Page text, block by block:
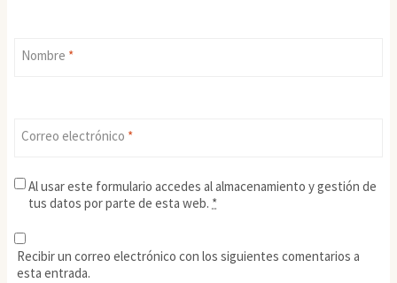
Nombre *
Correo electrónico *
Al usar este formulario accedes al almacenamiento y gestión de
tus datos por parte de esta web. *
Recibir un correo electrónico con los siguientes comentarios a
esta entrada.